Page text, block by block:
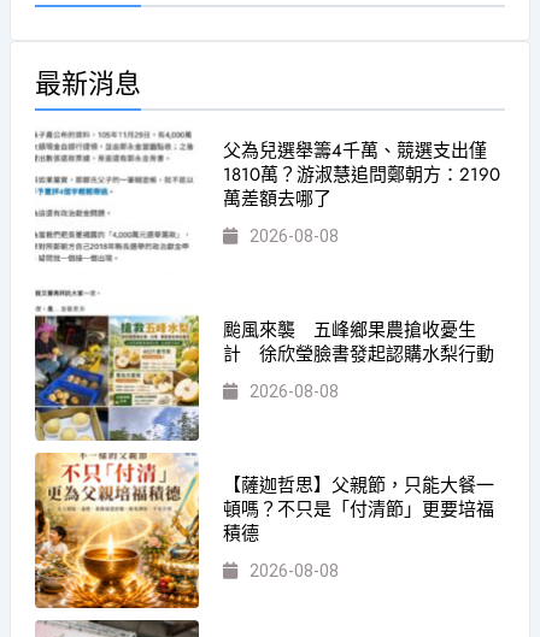
最新消息
父為兒選舉籌4千萬、競選支出僅
1810萬？游淑慧追問鄭朝方：2190
萬差額去哪了
2026-08-08
颱風來襲 五峰鄉果農搶收憂生
計 徐欣瑩臉書發起認購水梨行動
2026-08-08
【薩迦哲思】父親節，只能大餐一
頓嗎？不只是「付清節」更要培福
積德
2026-08-08